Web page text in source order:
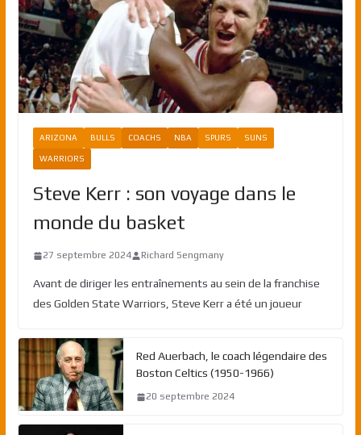
ARIZONA BULLS COACHS NBA SPURS SUNS
WARRIORS
Steve Kerr : son voyage dans le
monde du basket
27 septembre 2024 Richard Sengmany
Avant de diriger les entraînements au sein de la franchise
des Golden State Warriors, Steve Kerr a été un joueur
Red Auerbach, le coach légendaire des
Boston Celtics (1950-1966)
20 septembre 2024